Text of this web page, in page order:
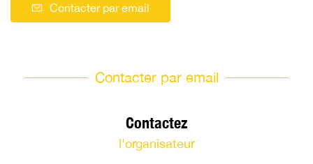
Contacter par email
Contacter par email
Contactez
l'organisateur